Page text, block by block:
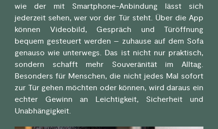
wie der mit Smartphone-Anbindung lässt sich
jederzeit sehen, wer vor der Tür steht. Über die App
können Videobild, Gespräch und Türöffnung
bequem gesteuert werden – zuhause auf dem Sofa
genauso wie unterwegs. Das ist nicht nur praktisch,
sondern schafft mehr Souveränität im Alltag.
Besonders für Menschen, die nicht jedes Mal sofort
zur Tür gehen möchten oder können, wird daraus ein
echter Gewinn an Leichtigkeit, Sicherheit und
Unabhängigkeit.